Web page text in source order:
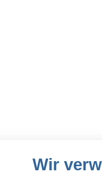
Wir